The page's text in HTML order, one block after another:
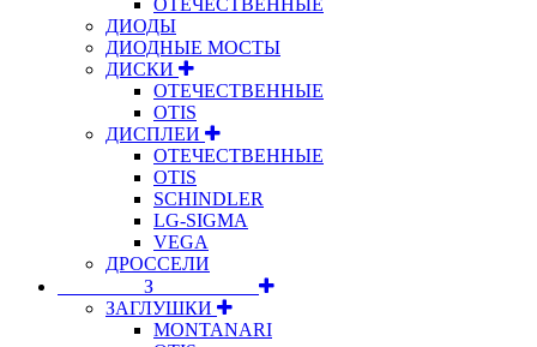
ДИОДЫ
ДИОДНЫЕ МОСТЫ
ДИСКИ
ОТЕЧЕСТВЕННЫЕ
OTIS
ДИСПЛЕИ
ОТЕЧЕСТВЕННЫЕ
OTIS
SCHINDLER
LG-SIGMA
VEGA
ДРОССЕЛИ
⠀⠀⠀⠀⠀⠀З⠀⠀⠀⠀⠀⠀⠀
ЗАГЛУШКИ
MONTANARI